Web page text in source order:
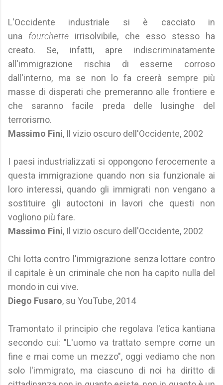
L'Occidente industriale si è cacciato in
una fourchette irrisolvibile, che esso stesso ha
creato. Se, infatti, apre indiscriminatamente
all'immigrazione rischia di esserne corroso
dall'interno, ma se non lo fa creerà sempre più
masse di disperati che premeranno alle frontiere e
che saranno facile preda delle lusinghe del
terrorismo.
Massimo Fini, Il vizio oscuro dell'Occidente, 2002
I paesi industrializzati si oppongono ferocemente a
questa immigrazione quando non sia funzionale ai
loro interessi, quando gli immigrati non vengano a
sostituire gli autoctoni in lavori che questi non
vogliono più fare.
Massimo Fini, Il vizio oscuro dell'Occidente, 2002
Chi lotta contro l'immigrazione senza lottare contro
il capitale è un criminale che non ha capito nulla del
mondo in cui vive.
Diego Fusaro, su YouTube, 2014
Tramontato il principio che regolava l'etica kantiana
secondo cui: "L'uomo va trattato sempre come un
fine e mai come un mezzo", oggi vediamo che non
solo l'immigrato, ma ciascuno di noi ha diritto di